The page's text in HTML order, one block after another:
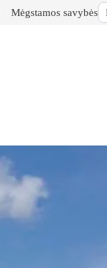
Mėgstamos savybės